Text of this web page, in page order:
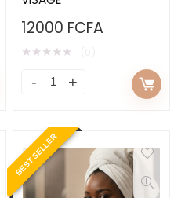
12000 FCFA
★★★★★
BEST SELLER